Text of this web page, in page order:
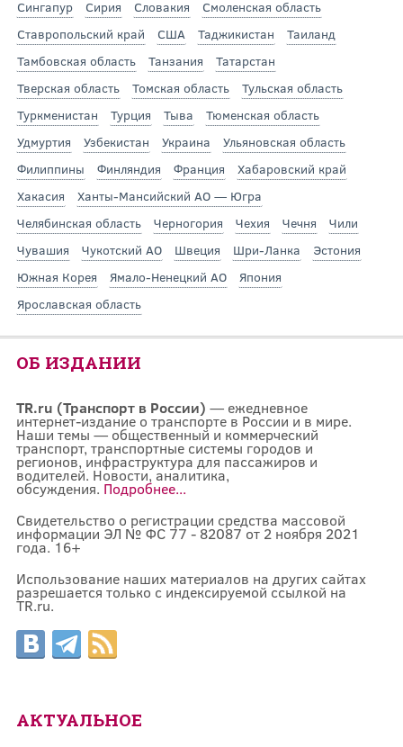
Сингапур
Сирия Словакия
Смоленская область
Ставропольский край
США Таджикистан
Таиланд
Тамбовская область
Танзания
Татарстан
Тверская область
Томская область
Тульская область
Туркменистан
Турция Тыва
Тюменская область
Удмуртия
Узбекистан Украина
Ульяновская область
Филиппины
Финляндия Франция
Хабаровский край
Хакасия
Ханты-Мансийский АО — Югра
Челябинская область
Черногория Чехия Чечня
Чили
Чувашия
Чукотский АО Швеция Шри-Ланка
Эстония
Южная Корея
Ямало-Ненецкий АО
Япония
Ярославская область
ОБ ИЗДАНИИ
TR.ru (Транспорт в России) — ежедневное
интернет-издание о транспорте в России и в мире.
Наши темы — общественный и коммерческий
транспорт, транспортные системы городов и
регионов, инфраструктура для пассажиров и
водителей. Новости, аналитика,
обсуждения. Подробнее...
Свидетельство о регистрации средства массовой
информации ЭЛ № ФС 77 - 82087 от 2 ноября 2021
года. 16+
Использование наших материалов на других сайтах
разрешается только с индексируемой ссылкой на
TR.ru.
АКТУАЛЬНОЕ